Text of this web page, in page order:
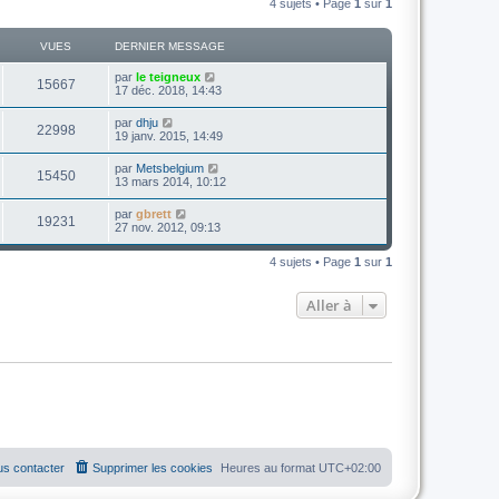
4 sujets • Page 1 sur 1
VUES DERNIER MESSAGE
15667V
u
s
D
e
i
e
r
m
e
s
s
a
g
e
par le teigneux
17 déc. 2018, 14:43
22998V
u
D
e
i
e
r
m
e
s
s
par dhju
19 janv. 2015, 14:49
15450V
u
D
e
i
e
r
par Metsbelgium
13 mars 2014, 10:12
19231
u
D
e
n
a
par gbrett
27 nov. 2012, 09:13
4 sujets • Page 1 sur 1
Aller à
Heures au format UTC+02:00
Supprimer les cookies
contacter